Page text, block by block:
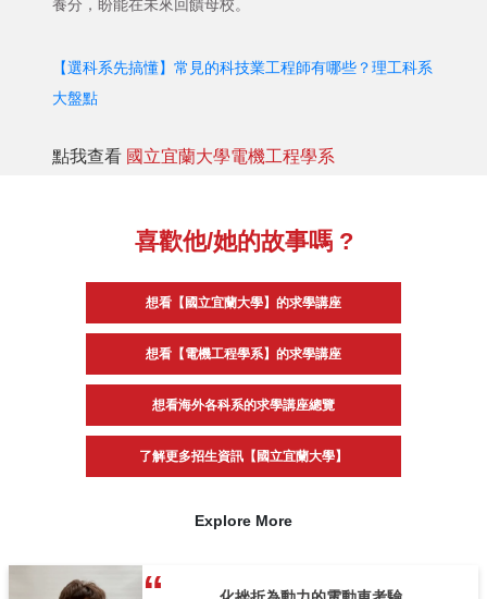
養分，盼能在未來回饋母校。
【選科系先搞懂】常見的科技業工程師有哪些？理工科系
大盤點
點我查看 國立宜蘭大學電機工程學系
喜歡他/她的故事嗎 ?
想看【國立宜蘭大學】的求學講座
想看【電機工程學系】的求學講座
想看海外各科系的求學講座總覽
了解更多招生資訊【國立宜蘭大學】
Explore More